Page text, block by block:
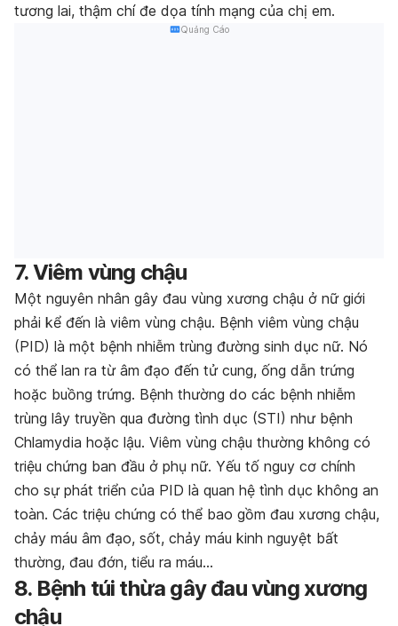
tương lai, thậm chí đe dọa tính mạng của chị em.
Quảng Cáo
7. Viêm vùng chậu
Một nguyên nhân gây đau vùng xương chậu ở nữ giới
phải kể đến là viêm vùng chậu. Bệnh viêm vùng chậu
(PID) là một bệnh nhiễm trùng đường sinh dục nữ. Nó
có thể lan ra từ âm đạo đến tử cung, ống dẫn trứng
hoặc buồng trứng. Bệnh thường do các bệnh nhiễm
trùng lây truyền qua đường tình dục (STI) như bệnh
Chlamydia hoặc lậu. Viêm vùng chậu thường không có
triệu chứng ban đầu ở phụ nữ. Yếu tố nguy cơ chính
cho sự phát triển của PID là quan hệ tình dục không an
toàn. Các triệu chứng có thể bao gồm đau xương chậu,
chảy máu âm đạo, sốt, chảy máu kinh nguyệt bất
thường, đau đớn, tiểu ra máu…
8. Bệnh túi thừa gâyđau vùng xương
chậu